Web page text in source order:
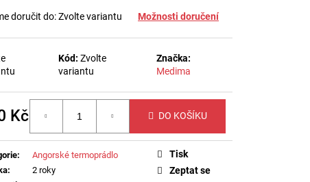
doručit do:Zvolte variantu Možnosti doručení
Kód: Zvolte
variantu
Značka:
Medima
Kč DO KOŠÍKU
:
Angorské termoprádlo
:
2 roky
Tisk
Zeptat se